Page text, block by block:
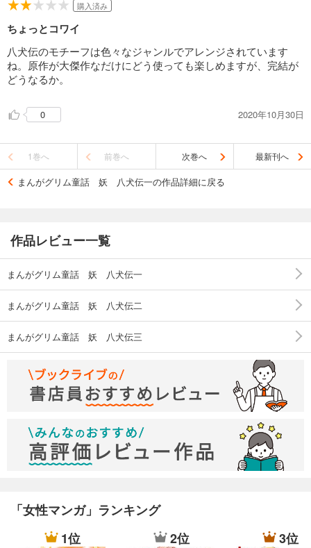
購入済み
ちょっとコワイ
八犬伝のモチーフは色々なジャンルでアレンジされています
ね。原作が大傑作なだけにどう使っても楽しめますが、完結が
どうなるか。
0 2020年10月30日
1巻へ 前巻へ 次巻へ 最新刊へ
まんがグリム童話 妖 八犬伝一の作品詳細に戻る
作品レビュー一覧
まんがグリム童話 妖 八犬伝一
まんがグリム童話 妖 八犬伝二
まんがグリム童話 妖 八犬伝三
「女性マンガ」ランキング
1位
2位 3位